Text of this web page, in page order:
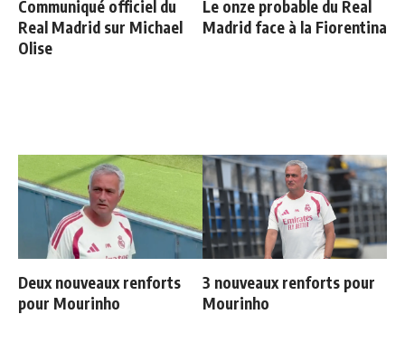
Communiqué officiel du
Real Madrid sur Michael
Olise
Le onze probable du Real
Madrid face à la Fiorentina
Deux nouveaux renforts
pour Mourinho
3 nouveaux renforts pour
Mourinho